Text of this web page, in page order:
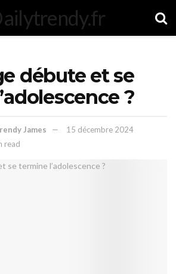
débute et se
?
James
15 décembre 2024
read